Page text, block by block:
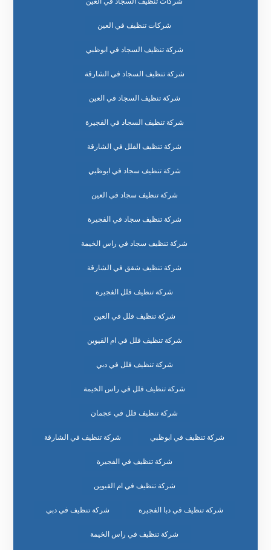
شركات تنظيف في العين
شركة تنظيف السجاد في ابوظبي
شركة تنظيف السجاد في الشارقة
شركة تنظيف السجاد في العين
شركة تنظيف السجاد في الفجيرة
شركة تنظيف الفلل في الشارقة
شركة تنظيف سجاد في ابوظبي
شركة تنظيف سجاد في العين
شركة تنظيف سجاد في الفجيرة
شركة تنظيف سجاد في راس الخيمة
شركة تنظيف شقق في الشارقة
شركة تنظيف فلل الفجيرة
شركة تنظيف فلل في العين
شركة تنظيف فلل في ام القيوين
شركة تنظيف فلل في دبي
شركة تنظيف فلل في راس الخيمة
شركة تنظيف فلل في عجمان
شركة تنظيف في ابوظبي شركة تنظيف في الشارقة
شركة تنظيف في الفجيرة
شركة تنظيف في ام القيوين
شركة تنظيف في دبا الفجيرة شركة تنظيف في دبي
شركة تنظيف في راس الخيمة